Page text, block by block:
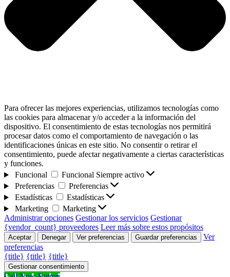
Para ofrecer las mejores experiencias, utilizamos tecnologías como
las cookies para almacenar y/o acceder a la información del
dispositivo. El consentimiento de estas tecnologías nos permitirá
procesar datos como el comportamiento de navegación o las
identificaciones únicas en este sitio. No consentir o retirar el
consentimiento, puede afectar negativamente a ciertas características
y funciones.
Funcional
Funcional Siempre activo
Preferencias
Preferencias
Estadísticas
Estadísticas
Marketing
Marketing
Administrar opciones Gestionar los servicios Gestionar
{vendor_count} proveedores Leer más sobre estos propósitos
Aceptar Denegar Ver preferencias Guardar preferencias
Ver
preferencias
{title} {title} {title}
Gestionar consentimiento